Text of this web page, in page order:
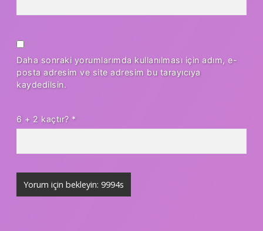
Daha sonraki yorumlarımda kullanılması için adım, e-
posta adresim ve site adresim bu tarayıcıya
kaydedilsin.
6 + 2 kaçtır? *